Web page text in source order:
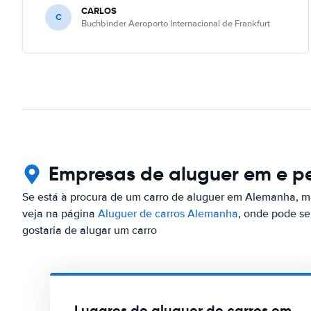
C CARLOS
Buchbinder Aeroporto Internacional de Frankfurt
Empresas de aluguer em e
Se está à procura de um carro de aluguer em Alemanha,
veja na página Aluguer de carros Alemanha, onde pode
gostaria de alugar um carro